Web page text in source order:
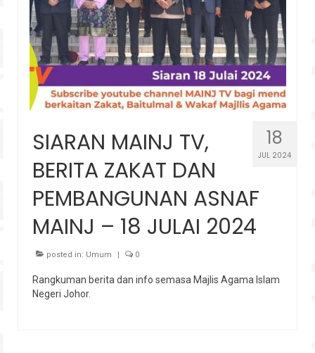
18
JUL 2024
SIARAN MAINJ TV,
BERITA ZAKAT DAN
PEMBANGUNAN ASNAF
MAINJ – 18 JULAI 2024
posted in: Umum | 0
Rangkuman berita dan info semasa Majlis Agama Islam
Negeri Johor.